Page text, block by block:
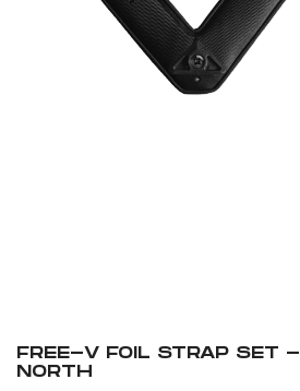
FREE-V FOIL STRAP SET -
NORTH